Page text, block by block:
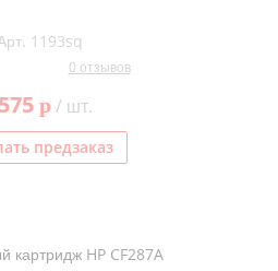
1193sq
0 отзывов
p/ шт.
предзаказ
картридж HP CF287A